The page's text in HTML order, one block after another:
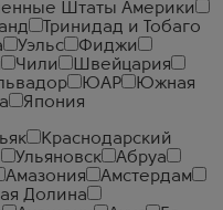
Штаты Америки
Тринидад и Тобаго
Уэльс
Фиджи
Чили
Швейцария
ЮАР
Южная
Япония
Краснодарский
Ульяновск
Абруа
Амазония
Амстердам
Долина